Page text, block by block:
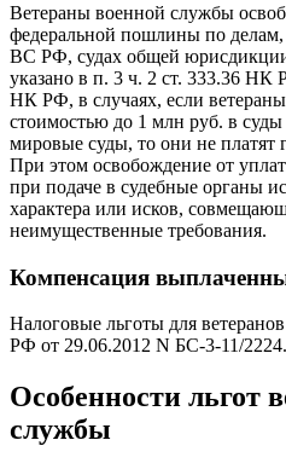
Ветераны военной службы
федеральной пошлины по делам,
ВС РФ, судах общей
указано в п. 3 ч. 2 ст. 333.36 НК
НК РФ, в случаях, если
стоимостью до 1 млн руб. в
мировые суды, то они не платят
При этом освобождение от
при подаче в судебные органы
характера или исков,
неимущественные требования.
Компенсация
Налоговые льготы для
РФ от 29.06.2012 N БС-3-11/2224.
Особенности льгот
службы